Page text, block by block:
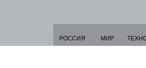
РОССИЯ МИР